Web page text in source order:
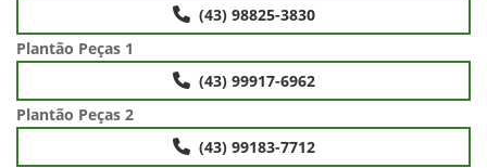
(43) 98825-3830
Plantão Peças 1
(43) 99917-6962
Plantão Peças 2
(43) 99183-7712